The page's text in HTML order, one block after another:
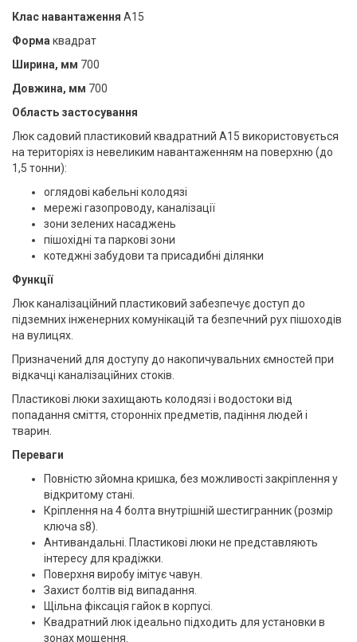
Клас навантаження А15
Форма квадрат
Ширина, мм 700
Довжина, мм 700
Область застосування
Люк садовий пластиковий квадратний А15 використовується
на територіях із невеликим навантаженням на поверхню (до
1,5 тонни):
оглядові кабельні колодязі
мережі газопроводу, каналізації
зони зелених насаджень
пішохідні та паркові зони
котеджні забудови та присадибні ділянки
Функції
Люк каналізаційний пластиковий забезпечує доступ до
підземних інженерних комунікацій та безпечний рух пішоходів
на вулицях.
Призначений для доступу до накопичувальних ємностей при
відкачці каналізаційних стоків.
Пластикові люки захищають колодязі і водостоки від
попадання сміття, сторонніх предметів, падіння людей і
тварин.
Переваги
Повністю зйомна кришка, без можливості закріплення у
відкритому стані.
Кріплення на 4 болта внутрішній шестигранник (розмір
ключа s8).
Антивандальні. Пластикові люки не представляють
інтересу для крадіжки.
Поверхня виробу імітує чавун.
Захист болтів від випадання.
Щільна фіксація гайок в корпусі.
Квадратний люк ідеально підходить для установки в
зонах мощення.